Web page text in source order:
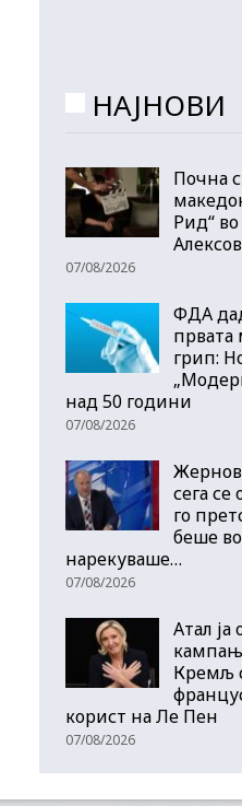
НАЈНОВИ
Почна
Рид“
Алексов
07/08/2026
ФДА
грип:
над 50 години
07/08/2026
сега се
го
беше
нарекуваше…
07/08/2026
Атал ја
Кремљ
корист на Ле Пен
07/08/2026